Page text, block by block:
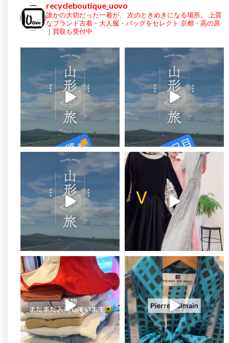
recycleboutique_uovo
誰かの大切だった一着が、 次のときめきになる場所。
上質
なブランド古着・大人服・バッグをセレクト 京都・高の原
｜買取も受付中